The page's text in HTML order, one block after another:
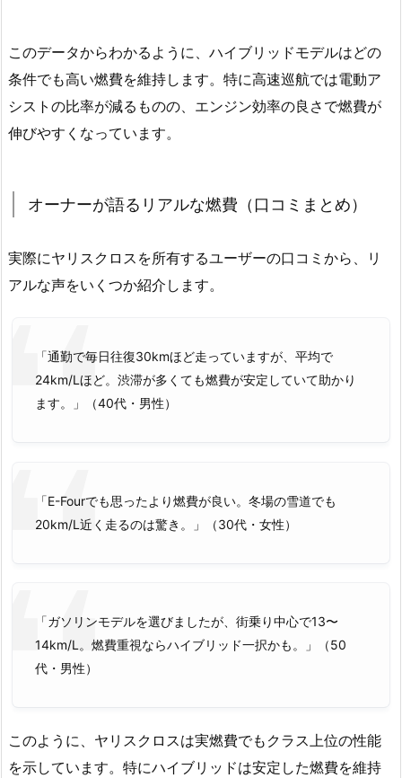
このデータからわかるように、ハイブリッドモデルはどの
条件でも高い燃費を維持します。特に高速巡航では電動ア
シストの比率が減るものの、エンジン効率の良さで燃費が
伸びやすくなっています。
オーナーが語るリアルな燃費（口コミまとめ）
実際にヤリスクロスを所有するユーザーの口コミから、リ
アルな声をいくつか紹介します。
「通勤で毎日往復30kmほど走っていますが、平均で
24km/Lほど。渋滞が多くても燃費が安定していて助かり
ます。」（40代・男性）
「E-Fourでも思ったより燃費が良い。冬場の雪道でも
20km/L近く走るのは驚き。」（30代・女性）
「ガソリンモデルを選びましたが、街乗り中心で13〜
14km/L。燃費重視ならハイブリッド一択かも。」（50
代・男性）
このように、ヤリスクロスは実燃費でもクラス上位の性能
を示しています。特にハイブリッドは安定した燃費を維持